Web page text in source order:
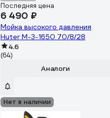
Последняя цена
6 490 ₽
Мойка высокого давления
Huter M-3-1650 70/8/28
4.6
(64)
Аналоги
Нет в наличии